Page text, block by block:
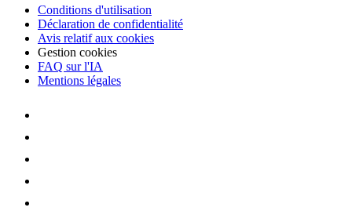
Conditions d'utilisation
Déclaration de confidentialité
Avis relatif aux cookies
Gestion cookies
FAQ sur l'IA
Mentions légales